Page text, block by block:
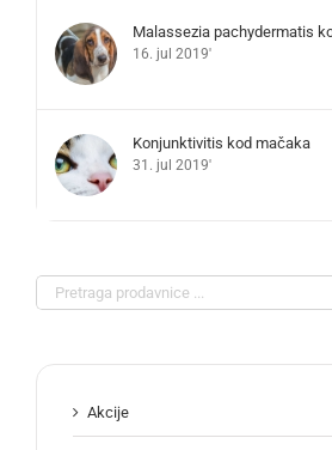
Malassezia pachydermatis
16. jul 2019'
Konjunktivitis kod mačaka
31. jul 2019'
Search
for:
Akcije